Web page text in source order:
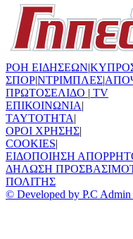
ΡΟΗ ΕΙΔΗΣΕΩΝ|
ΣΠΟΡ|ΝΤΡΙΜΠΛΕΣ|
ΠΡΩΤΟΣΕΛΙΔΟ | TV
ΕΠΙΚΟΙΝΩΝΙΑ|
TAYTOTHTA|
ΟΡΟΙ ΧΡΗΣΗΣ|
COOKIES|
ΕΙΔΟΠΟΙΗΣΗ
ΔΗΛΩΣΗ
ΠΟΛΙΤΗΣ
© Developed by P.C